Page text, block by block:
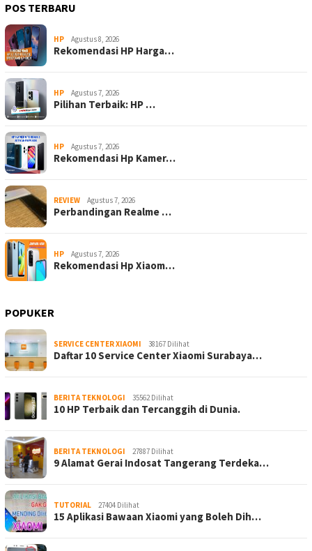
POS TERBARU
HP Agustus 8, 2026
Rekomendasi HP Harga…
HP Agustus 7, 2026
Pilihan Terbaik: HP …
HP Agustus 7, 2026
Rekomendasi Hp Kamer…
REVIEW Agustus 7, 2026
Perbandingan Realme …
HP Agustus 7, 2026
Rekomendasi Hp Xiaom…
POPUKER
SERVICE CENTER XIAOMI 38167 Dilihat
Daftar 10 Service Center Xiaomi Surabaya…
BERITA TEKNOLOGI 35562 Dilihat
10 HP Terbaik dan Tercanggih di Dunia.
BERITA TEKNOLOGI 27887 Dilihat
9 Alamat Gerai Indosat Tangerang Terdeka…
TUTORIAL 27404 Dilihat
15 Aplikasi Bawaan Xiaomi yang Boleh Dih…